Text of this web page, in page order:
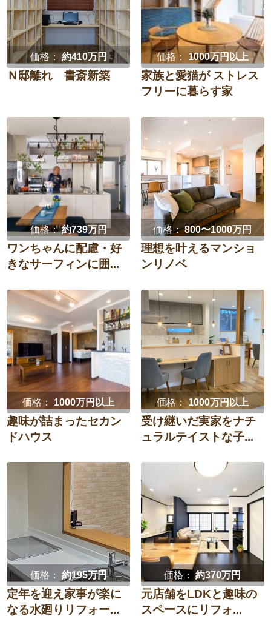
価格： 約410万円
Ｎ邸離れ 書斎新築
価格： 1000万円以上
家族と愛猫が ストレス
フリーに暮らす家
価格：約739万円
ワンちゃんに配慮・好
きなサーフィンに囲...
価格：800〜1000万円
理想を叶えるマンショ
ンリノベ
価格： 1000万円以上
趣味が詰まったセカン
ドハウス
価格：1000万円以上
受け継いだ実家をナチ
ュラルテイストな子...
価格： 約195万円
定年を迎え家事が楽に
なる水廻りリフォー...
価格：約370万円
元店舗をLDKと趣味の
スペースにリフォ...